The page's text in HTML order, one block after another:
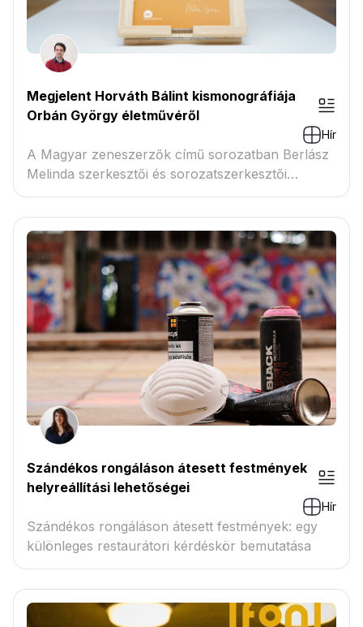
Megjelent Horváth Bálint kismonográfiája
Orbán György életművéről
Hír
A Magyar zeneszerzők című sorozatban Berlász
Melinda szerkesztői és sorozatszerkesztői
kezdeményezés...
Szándékos rongáláson átesett festmények
helyreállítási lehetőségei
Hír
Szándékos rongáláson átesett festmények: egy
különleges restaurátori kérdéskör bemutatása